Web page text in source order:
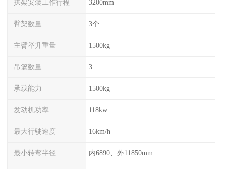
拱架安装工作行程 3200mm
臂架数量 3个
主臂举升重量 1500kg
吊篮数量 3
承载能力 1500kg
发动机功率 118kw
最大行驶速度 16km/h
最小转弯半径 内6890、外11850mm